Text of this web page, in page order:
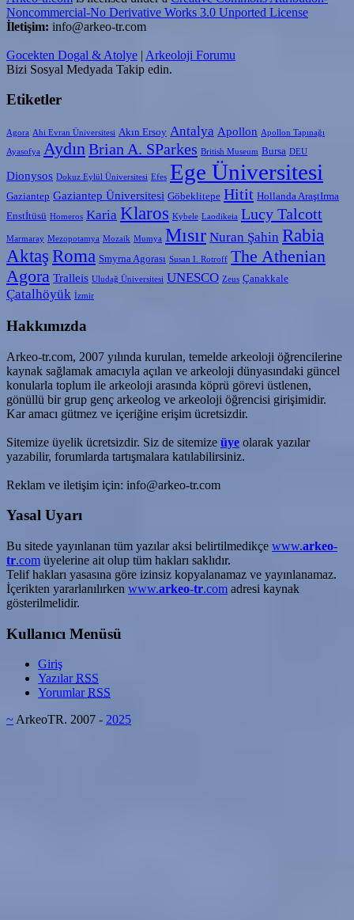
Noncommercial-No Derivative Works 3.0 Unported License
İletişim: info@arkeo-tr.com
Gocekten Dogal & Atolye | Arkeoloji Forumu
Bizi Sosyal Medyada Takip edin.
Etiketler
Agora Ahi Evran Üniversitesi Akın Ersoy Antalya Apollon Apollon Tapınağı
Ayasofya AydınBrian A. SParkes British Museum Bursa DEU
Dionysos Dokuz Eylül Üniversitesi Efes Ege Üniversitesi
Gaziantep Gaziantep Üniversitesi Göbeklitepe Hitit Hollanda AraştIrma
Enstİtüsü Homeros Karia Klaros Kybele Laodikeia Lucy Talcott
Marmaray Mezopotamya Mozaik Mumya Mısır Nuran Şahin Rabia
Aktaş Roma Smyrna Agorası Susan I. Rotroff The Athenian
Agora Tralleis Uludağ Üniversitesi UNESCO Zeus Çanakkale
Çatalhöyük İzmir
Hakkımızda
Arkeo-tr.com, 2007 yılında kurulan, temelde arkeoloji öğrencilerine
kaynak sağlamak amacıyla açılan ve arkeoloji dünyasındaki güncel
konularla toplum ile arkeoloji arasında köprü görevi üstlenen,
gönüllü bir grup genç arkeolog ve arkeoloji öğrencisi girişimidir.
Kar amacı gütmez ve içeriğine erişim ücretsizdir.
Sitemize üyelik ücretsizdir. Siz de sitemize üye olarak yazılar
yazabilir, forumlarda tartışmalara katılabilirsiniz.
Reklam ve iletişim için: info@arkeo-tr.com
Yasal Uyarı
Bu sitede yayınlanan tüm yazılar aksi belirtilmedikçe www.arkeo-
tr.com üyelerine ait olup tüm hakları saklıdır.
Telif hakları yasasına göre izinsiz kopyalanamaz ve yayınlanamaz.
İçerikten yararlanılırken www.arkeo-tr.com adresi kaynak
gösterilmelidir.
Kullanıcı Menüsü
Giriş
YazılarRSS
YorumlarRSS
~ ArkeoTR. 2007 - 2025